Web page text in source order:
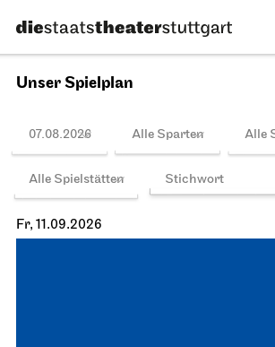
Unser Spielplan
07.08.2026 Alle Sparten Alle
Alle Spielstätten
Fr, 11.09.2026